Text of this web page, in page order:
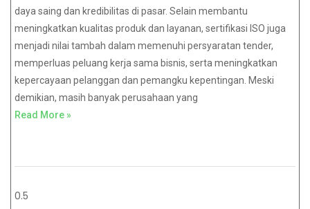
daya saing dan kredibilitas di pasar. Selain membantu
meningkatkan kualitas produk dan layanan, sertifikasi ISO juga
menjadi nilai tambah dalam memenuhi persyaratan tender,
memperluas peluang kerja sama bisnis, serta meningkatkan
kepercayaan pelanggan dan pemangku kepentingan. Meski
demikian, masih banyak perusahaan yang
Read More »